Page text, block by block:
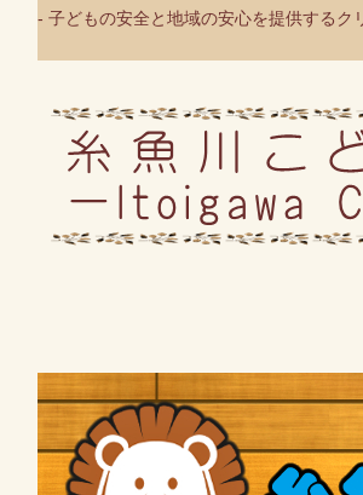
- 子どもの安全と地域の安心を提供するク